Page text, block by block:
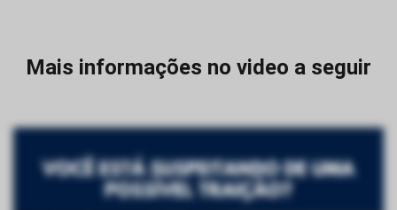
Mais informações no video a seguir